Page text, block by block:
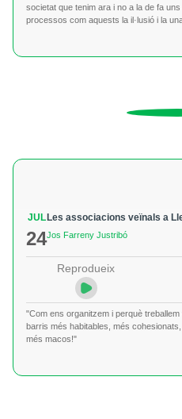
societat que tenim ara i no a la de fa
processos com aquests la il·lusió i la
JUL
24
Les associacions veïnals a
Jos Farreny Justribó
Reprodueix
"Com ens organitzem i perquè
barris més habitables, més
més macos!"